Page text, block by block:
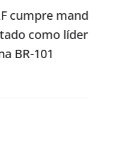
mandado
líder de